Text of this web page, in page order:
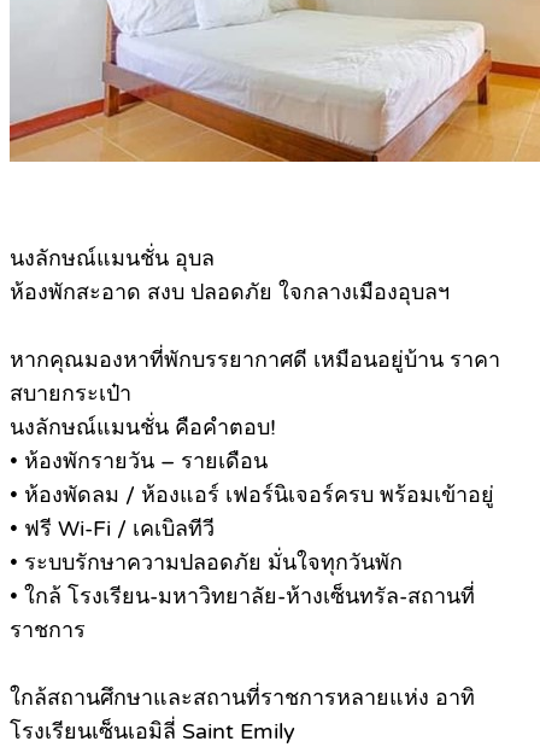
นงลักษณ์แมนชั่น อุบล
ห้องพักสะอาด สงบ ปลอดภัย ใจกลางเมืองอุบลฯ
หากคุณมองหาที่พักบรรยากาศดี เหมือนอยู่บ้าน ราคา
สบายกระเป๋า
นงลักษณ์แมนชั่น คือคำตอบ!
• ห้องพักรายวัน – รายเดือน
• ห้องพัดลม / ห้องแอร์ เฟอร์นิเจอร์ครบ พร้อมเข้าอยู่
• ฟรี Wi-Fi / เคเบิลทีวี
• ระบบรักษาความปลอดภัย มั่นใจทุกวันพัก
• ใกล้ โรงเรียน-มหาวิทยาลัย-ห้างเซ็นทรัล-สถานที่
ราชการ
ใกล้สถานศึกษาและสถานที่ราชการหลายแห่ง อาทิ
โรงเรียนเซ็นเอมิลี่ Saint Emily